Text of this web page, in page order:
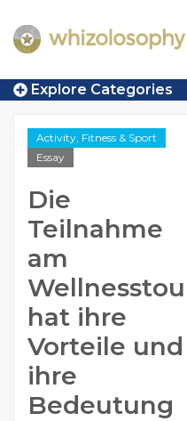
Explore Categories
Activity, Fitness & Sport
Essay
Die
Teilnahme
am
hat ihre
Vorteile und
ihre
Bedeutung